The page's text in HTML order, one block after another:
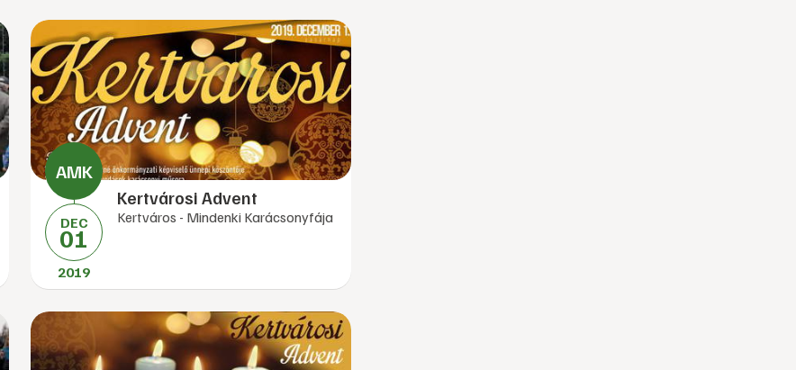
DEC
01
2019
Kertvárosi Advent
Kertváros - Mindenki Karácsonyfája